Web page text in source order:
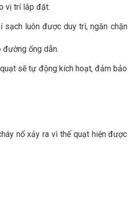
vị trí lắp đặt:
sạch luôn được duy trì, ngăn chặn
đường ống dẫn.
sẽ tự động kích hoạt, đảm bảo
nổ xảy ra vì thế quạt hiện được